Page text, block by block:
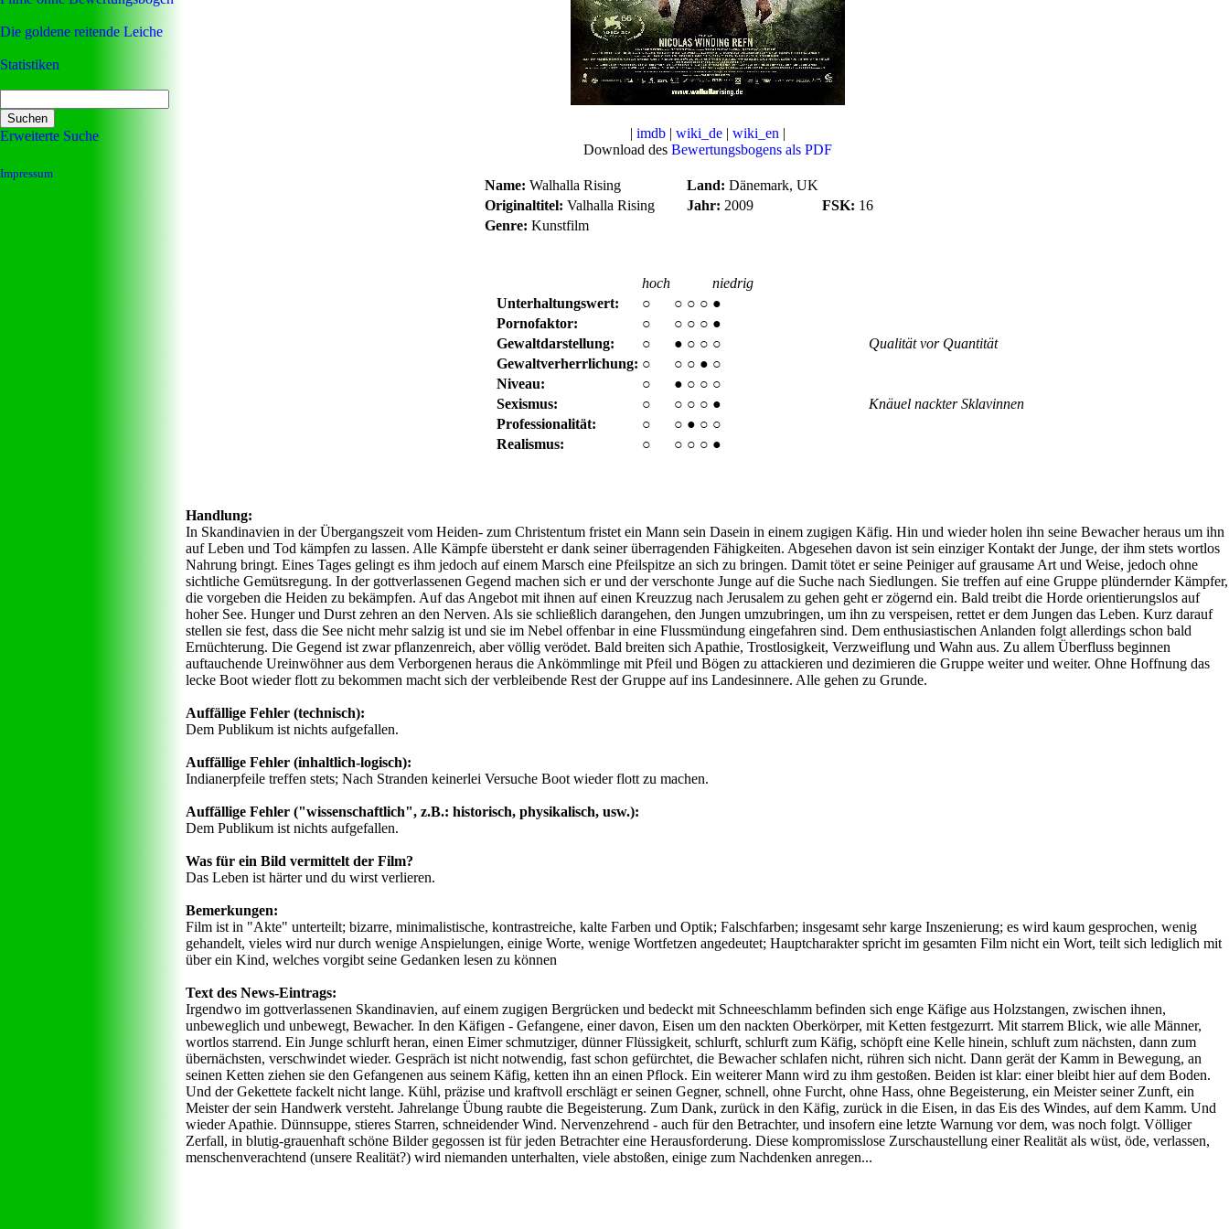
Die goldene reitende Leiche
Statistiken
Erweiterte Suche
Impressum
| imdb| wiki_de| wiki_en |
Download des Bewertungsbogens als PDF
Name: Walhalla Rising Land: Dänemark, UK
Originaltitel: Valhalla Rising Jahr: 2009 FSK: 16
Genre: Kunstfilm
hoch
niedrig
Unterhaltungswert:
○ ○ ○ ○ ●
Pornofaktor:
○ ○ ○ ○ ●
Gewaltdarstellung:
○ ● ○ ○ ○
Gewaltverherrlichung: ○ ○ ○ ● ○
Niveau:
○ ● ○ ○ ○
Sexismus:
○ ○ ○ ○ ●
Professionalität:
○ ○ ● ○ ○
Realismus:
○ ○ ○ ○ ●
Qualität vor Quantität
Knäuel nackter Sklavinnen
Handlung:
In Skandinavien in der Übergangszeit vom Heiden- zum Christentum fristet ein Mann sein Dasein in einem zugigen Käfig. Hin und wieder holen ihn seine Bewacher heraus um ihn
auf Leben und Tod kämpfen zu lassen. Alle Kämpfe übersteht er dank seiner überragenden Fähigkeiten. Abgesehen davon ist sein einziger Kontakt der Junge, der ihm stets wortlos
Nahrung bringt. Eines Tages gelingt es ihm jedoch auf einem Marsch eine Pfeilspitze an sich zu bringen. Damit tötet er seine Peiniger auf grausame Art und Weise, jedoch ohne
sichtliche Gemütsregung. In der gottverlassenen Gegend machen sich er und der verschonte Junge auf die Suche nach Siedlungen. Sie treffen auf eine Gruppe plündernder Kämpfer,
die vorgeben die Heiden zu bekämpfen. Auf das Angebot mit ihnen auf einen Kreuzzug nach Jerusalem zu gehen geht er zögernd ein. Bald treibt die Horde orientierungslos auf
hoher See. Hunger und Durst zehren an den Nerven. Als sie schließlich darangehen, den Jungen umzubringen, um ihn zu verspeisen, rettet er dem Jungen das Leben. Kurz darauf
stellen sie fest, dass die See nicht mehr salzig ist und sie im Nebel offenbar in eine Flussmündung eingefahren sind. Dem enthusiastischen Anlanden folgt allerdings schon bald
Ernüchterung. Die Gegend ist zwar pflanzenreich, aber völlig verödet. Bald breiten sich Apathie, Trostlosigkeit, Verzweiflung und Wahn aus. Zu allem Überfluss beginnen
auftauchende Ureinwöhner aus dem Verborgenen heraus die Ankömmlinge mit Pfeil und Bögen zu attackieren und dezimieren die Gruppe weiter und weiter. Ohne Hoffnung das
lecke Boot wieder flott zu bekommen macht sich der verbleibende Rest der Gruppe auf ins Landesinnere. Alle gehen zu Grunde.
Auffällige Fehler (technisch):
Dem Publikum ist nichts aufgefallen.
Auffällige Fehler (inhaltlich-logisch):
Indianerpfeile treffen stets; Nach Stranden keinerlei Versuche Boot wieder flott zu machen.
Auffällige Fehler ("wissenschaftlich", z.B.: historisch, physikalisch, usw.):
Dem Publikum ist nichts aufgefallen.
Was für ein Bild vermittelt der Film?
Das Leben ist härter und du wirst verlieren.
Bemerkungen:
Film ist in "Akte" unterteilt; bizarre, minimalistische, kontrastreiche, kalte Farben und Optik; Falschfarben; insgesamt sehr karge Inszenierung; es wird kaum gesprochen, wenig
gehandelt, vieles wird nur durch wenige Anspielungen, einige Worte, wenige Wortfetzen angedeutet; Hauptcharakter spricht im gesamten Film nicht ein Wort, teilt sich lediglich mit
über ein Kind, welches vorgibt seine Gedanken lesen zu können
Text des News-Eintrags:
Irgendwo im gottverlassenen Skandinavien, auf einem zugigen Bergrücken und bedeckt mit Schneeschlamm befinden sich enge Käfige aus Holzstangen, zwischen ihnen,
unbeweglich und unbewegt, Bewacher. In den Käfigen - Gefangene, einer davon, Eisen um den nackten Oberkörper, mit Ketten festgezurrt. Mit starrem Blick, wie alle Männer,
wortlos starrend. Ein Junge schlurft heran, einen Eimer schmutziger, dünner Flüssigkeit, schlurft, schlurft zum Käfig, schöpft eine Kelle hinein, schluft zum nächsten, dann zum
übernächsten, verschwindet wieder. Gespräch ist nicht notwendig, fast schon gefürchtet, die Bewacher schlafen nicht, rühren sich nicht. Dann gerät der Kamm in Bewegung, an
seinen Ketten ziehen sie den Gefangenen aus seinem Käfig, ketten ihn an einen Pflock. Ein weiterer Mann wird zu ihm gestoßen. Beiden ist klar: einer bleibt hier auf dem Boden.
Und der Gekettete fackelt nicht lange. Kühl, präzise und kraftvoll erschlägt er seinen Gegner, schnell, ohne Furcht, ohne Hass, ohne Begeisterung, ein Meister seiner Zunft, ein
Meister der sein Handwerk versteht. Jahrelange Übung raubte die Begeisterung. Zum Dank, zurück in den Käfig, zurück in die Eisen, in das Eis des Windes, auf dem Kamm. Und
wieder Apathie. Dünnsuppe, stieres Starren, schneidender Wind. Nervenzehrend - auch für den Betrachter, und insofern eine letzte Warnung vor dem, was noch folgt. Völliger
Zerfall, in blutig-grauenhaft schöne Bilder gegossen ist für jeden Betrachter eine Herausforderung. Diese kompromisslose Zurschaustellung einer Realität als wüst, öde, verlassen,
menschenverachtend (unsere Realität?) wird niemanden unterhalten, viele abstoßen, einige zum Nachdenken anregen...